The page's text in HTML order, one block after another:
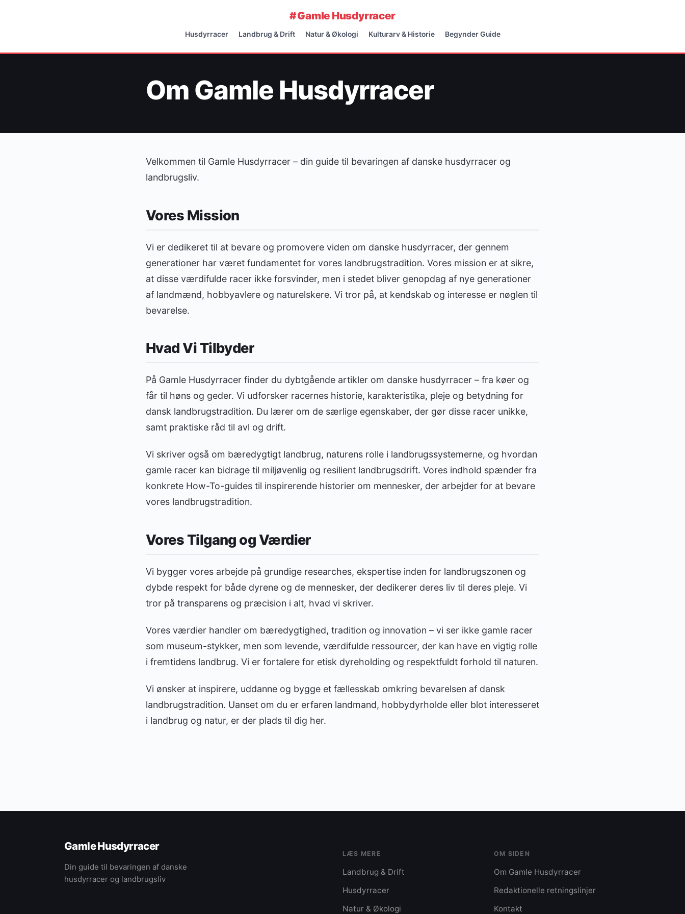
#Gamle Husdyrracer
Husdyrracer Landbrug & Drift Natur & Økologi Kulturarv & Historie Begynder Guide
Om Gamle Husdyrracer
Velkommen til Gamle Husdyrracer – din guide til bevaringen af danske husdyrracer og
landbrugsliv.
Vores Mission
Vi er dedikeret til at bevare og promovere viden om danske husdyrracer, der gennem
generationer har været fundamentet for vores landbrugstradition. Vores mission er at sikre,
at disse værdifulde racer ikke forsvinder, men i stedet bliver genopdag af nye generationer
af landmænd, hobbyavlere og naturelskere. Vi tror på, at kendskab og interesse er nøglen til
bevarelse.
Hvad Vi Tilbyder
På Gamle Husdyrracer finder du dybtgående artikler om danske husdyrracer – fra køer og
får til høns og geder. Vi udforsker racernes historie, karakteristika, pleje og betydning for
dansk landbrugstradition. Du lærer om de særlige egenskaber, der gør disse racer unikke,
samt praktiske råd til avl og drift.
Vi skriver også om bæredygtigt landbrug, naturens rolle i landbrugssystemerne, og hvordan
gamle racer kan bidrage til miljøvenlig og resilient landbrugsdrift. Vores indhold spænder fra
konkrete How-To-guides til inspirerende historier om mennesker, der arbejder for at bevare
vores landbrugstradition.
Vores Tilgang og Værdier
Vi bygger vores arbejde på grundige researches, ekspertise inden for landbrugszonen og
dybde respekt for både dyrene og de mennesker, der dedikerer deres liv til deres pleje. Vi
tror på transparens og præcision i alt, hvad vi skriver.
Vores værdier handler om bæredygtighed, tradition og innovation – vi ser ikke gamle racer
som museum-stykker, men som levende, værdifulde ressourcer, der kan have en vigtig rolle
i fremtidens landbrug. Vi er fortalere for etisk dyreholding og respektfuldt forhold til naturen.
Vi ønsker at inspirere, uddanne og bygge et fællesskab omkring bevarelsen af dansk
landbrugstradition. Uanset om du er erfaren landmand, hobbydyrholde eller blot interesseret
i landbrug og natur, er der plads til dig her.
Gamle Husdyrracer
Din guide til bevaringen af danske
husdyrracer og landbrugsliv
LÆS MERE
Landbrug & Drift
Husdyrracer
Natur & Økologi
OM SIDEN
Om Gamle Husdyrracer
Redaktionelle retningslinjer
Kontakt